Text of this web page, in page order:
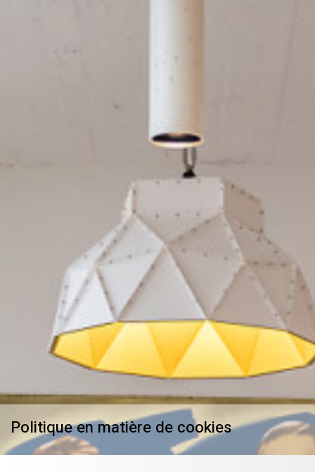
Politique en matière de cookies